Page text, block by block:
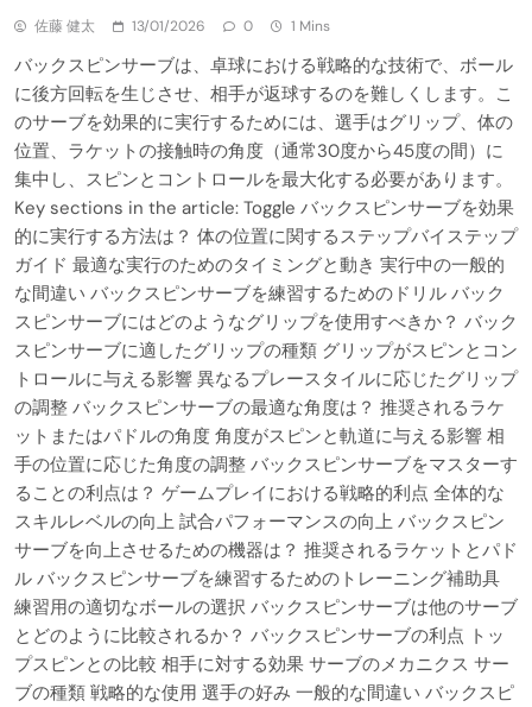
佐藤 健太 13/01/2026 0 1 Mins
バックスピンサーブは、卓球における戦略的な技術で、ボール
に後方回転を生じさせ、相手が返球するのを難しくします。こ
のサーブを効果的に実行するためには、選手はグリップ、体の
位置、ラケットの接触時の角度（通常30度から45度の間）に
集中し、スピンとコントロールを最大化する必要があります。
Key sections in the article: Toggle バックスピンサーブを効果
的に実行する方法は？ 体の位置に関するステップバイステップ
ガイド 最適な実行のためのタイミングと動き 実行中の一般的
な間違い バックスピンサーブを練習するためのドリル バック
スピンサーブにはどのようなグリップを使用すべきか？ バック
スピンサーブに適したグリップの種類 グリップがスピンとコン
トロールに与える影響 異なるプレースタイルに応じたグリップ
の調整 バックスピンサーブの最適な角度は？ 推奨されるラケ
ットまたはパドルの角度 角度がスピンと軌道に与える影響 相
手の位置に応じた角度の調整 バックスピンサーブをマスターす
ることの利点は？ ゲームプレイにおける戦略的利点 全体的な
スキルレベルの向上 試合パフォーマンスの向上 バックスピン
サーブを向上させるための機器は？ 推奨されるラケットとパド
ル バックスピンサーブを練習するためのトレーニング補助具
練習用の適切なボールの選択 バックスピンサーブは他のサーブ
とどのように比較されるか？ バックスピンサーブの利点 トッ
プスピンとの比較 相手に対する効果 サーブのメカニクス サー
ブの種類 戦略的な使用 選手の好み 一般的な間違い バックスピ